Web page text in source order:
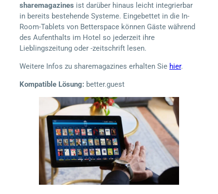
sharemagazines ist darüber hinaus leicht integrierbar
in bereits bestehende Systeme. Eingebettet in die In-
Room-Tablets von Betterspace können Gäste während
des Aufenthalts im Hotel so jederzeit ihre
Lieblingszeitung oder -zeitschrift lesen.
Weitere Infos zu sharemagazines erhalten Sie hier.
Kompatible Lösung: better.guest